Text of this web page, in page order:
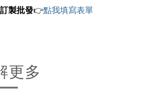
製批發👉點我填寫表單
更多